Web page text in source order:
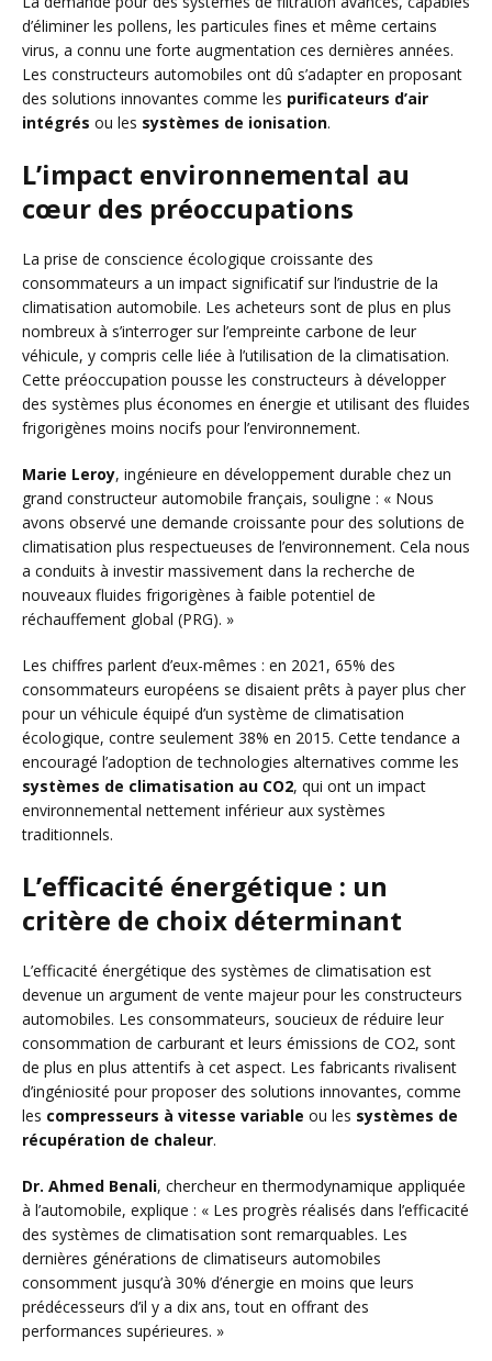
d’éliminer les pollens, les particules fines et même certains
virus, a connu une forte augmentation ces dernières années.
Les constructeurs automobiles ont dû s’adapter en proposant
des solutions innovantes comme les purificateurs d’air
intégrés ou les systèmes de ionisation.
L’impact environnemental au
cœur des préoccupations
La prise de conscience écologique croissante des
consommateurs a un impact significatif sur l’industrie de la
climatisation automobile. Les acheteurs sont de plus en plus
nombreux à s’interroger sur l’empreinte carbone de leur
véhicule, y compris celle liée à l’utilisation de la climatisation.
Cette préoccupation pousse les constructeurs à développer
des systèmes plus économes en énergie et utilisant des fluides
frigorigènes moins nocifs pour l’environnement.
Marie Leroy, ingénieure en développement durable chez un
grand constructeur automobile français, souligne : « Nous
avons observé une demande croissante pour des solutions de
climatisation plus respectueuses de l’environnement. Cela nous
a conduits à investir massivement dans la recherche de
nouveaux fluides frigorigènes à faible potentiel de
réchauffement global (PRG). »
Les chiffres parlent d’eux-mêmes : en 2021, 65% des
consommateurs européens se disaient prêts à payer plus cher
pour un véhicule équipé d’un système de climatisation
écologique, contre seulement 38% en 2015. Cette tendance a
encouragé l’adoption de technologies alternatives comme les
systèmes de climatisation au CO2, qui ont un impact
environnemental nettement inférieur aux systèmes
traditionnels.
L’efficacité énergétique : un
critère de choix déterminant
L’efficacité énergétique des systèmes de climatisation est
devenue un argument de vente majeur pour les constructeurs
automobiles. Les consommateurs, soucieux de réduire leur
consommation de carburant et leurs émissions de CO2, sont
de plus en plus attentifs à cet aspect. Les fabricants rivalisent
d’ingéniosité pour proposer des solutions innovantes, comme
les compresseurs à vitesse variable ou les systèmes de
récupération de chaleur.
Dr. Ahmed Benali, chercheur en thermodynamique appliquée
à l’automobile, explique : « Les progrès réalisés dans l’efficacité
des systèmes de climatisation sont remarquables. Les
dernières générations de climatiseurs automobiles
consomment jusqu’à 30% d’énergie en moins que leurs
prédécesseurs d’il y a dix ans, tout en offrant des
performances supérieures. »